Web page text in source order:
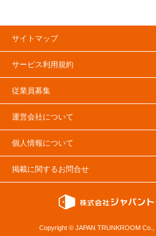
円/税抜）などを差し引いた後、解約翌月末
さい。 内覧をご希望の場合はスタッフへお
い。 編集後記 スタイリッシュなデザインが特徴的な「INABA96」シリー
ズ。実際に伺ってみると、街に馴染むブラ
やコーポレートカラーの青も映えるデザイン
アップすることで、施設PRに加え防犯面に
や機能なら女性も安心して利用できるとい
工夫やデザインにもクリエイティブを発揮し
倉庫・レンタルコンテナなどの収納スペース
さ・料金[賃料]・セキュリティ・空調完備・
で絞込み！豊富な物件数から様々な方法でご
るトランクルーム情報サイトです。忠生のイ
サイトマップ
サービス利用規約
従業員募集
運営会社について
個人情報について
掲載に関するお問合せ
Copyright © JAPAN TRUNKROOM Co.,